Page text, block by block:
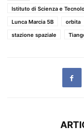
Istituto di Scienza e
Lunca Marcia 5B
orbita
stazione spaziale